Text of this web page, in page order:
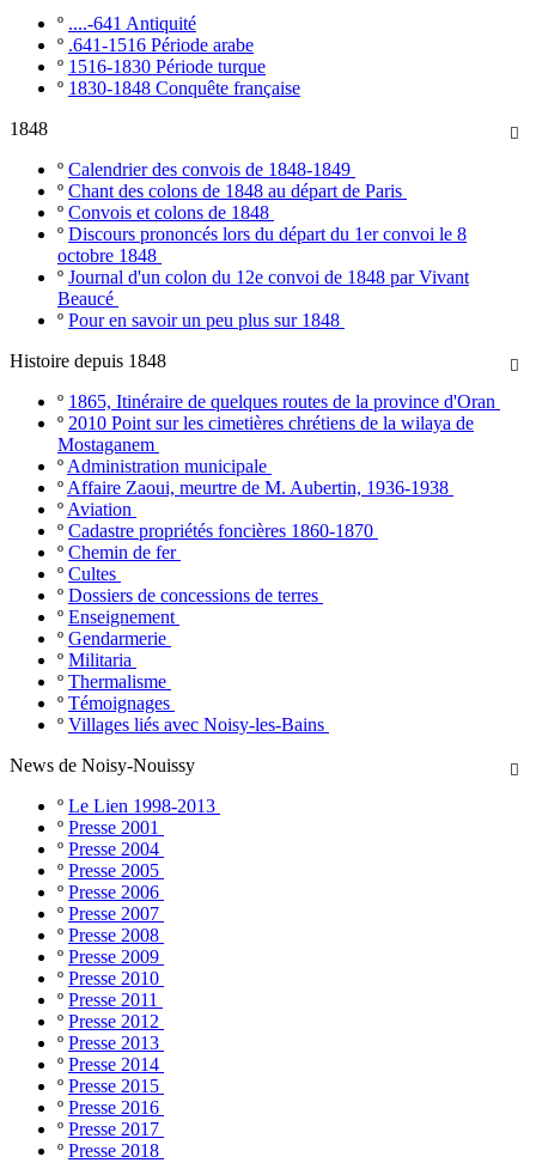
º ....-641 Antiquité
º .641-1516 Période arabe
º 1516-1830 Période turque
º 1830-1848 Conquête française

1848
º Calendrier des convois de 1848-1849
º Chant des colons de 1848 au départ de Paris
º Convois et colons de 1848
º Discours prononcés lors du départ du 1er convoi le 8
octobre 1848
º Journal d'un colon du 12e convoi de 1848 par Vivant
Beaucé
º Pour en savoir un peu plus sur 1848

Histoire depuis 1848
º 1865, Itinéraire de quelques routes de la province d'Oran
º 2010 Point sur les cimetières chrétiens de la wilaya de
Mostaganem
º Administration municipale
º Affaire Zaoui, meurtre de M. Aubertin, 1936-1938
º Aviation
º Cadastre propriétés foncières 1860-1870
º Chemin de fer
º Cultes
º Dossiers de concessions de terres
º Enseignement
º Gendarmerie
º Militaria
º Thermalisme
º Témoignages
º Villages liés avec Noisy-les-Bains

News de Noisy-Nouissy
º Le Lien 1998-2013
º Presse 2001
º Presse 2004
º Presse 2005
º Presse 2006
º Presse 2007
º Presse 2008
º Presse 2009
º Presse 2010
º Presse 2011
º Presse 2012
º Presse 2013
º Presse 2014
º Presse 2015
º Presse 2016
º Presse 2017
º Presse 2018